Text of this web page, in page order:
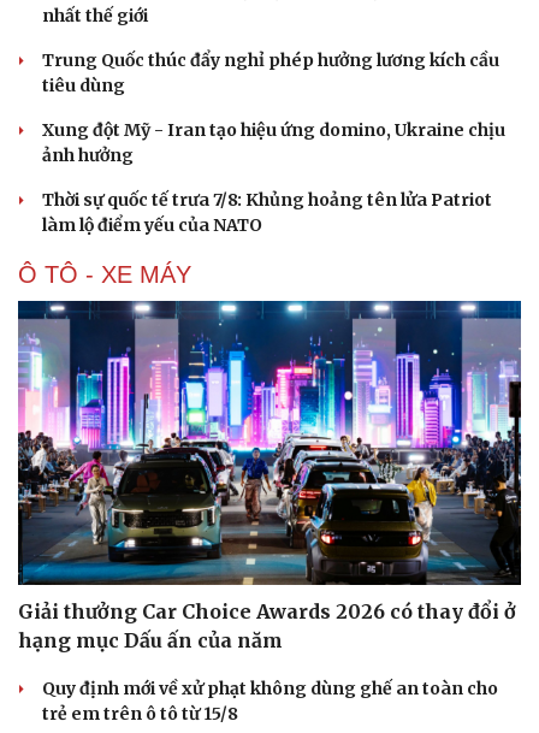
nhất thế giới
Trung Quốc thúc đẩy nghỉ phép hưởng lương kích cầu
tiêu dùng
Xung đột Mỹ - Iran tạo hiệu ứng domino, Ukraine chịu
ảnh hưởng
Thời sự quốc tế trưa 7/8: Khủng hoảng tên lửa Patriot
làm lộ điểm yếu của NATO
Ô TÔ - XE MÁY
Giải thưởng Car Choice Awards 2026 có thay đổi ở
hạng mục Dấu ấn của năm
Quy định mới về xử phạt không dùng ghế an toàn cho
trẻ em trên ô tô từ 15/8